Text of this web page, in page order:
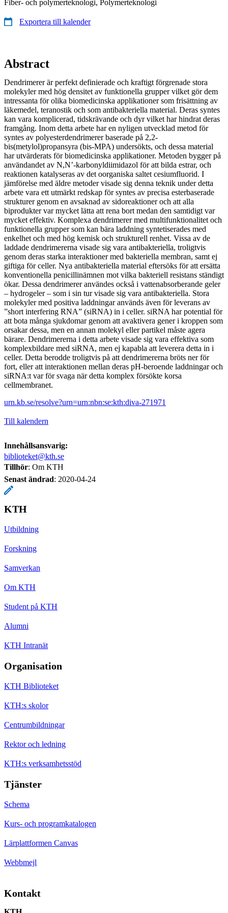
Fiber- och polymerteknologi, Polymerteknologi
Exportera till kalender
Abstract
Dendrimerer är perfekt definierade och kraftigt förgrenade stora
molekyler med hög densitet av funktionella grupper vilket gör dem
intressanta för olika biomedicinska applikationer som frisättning av
läkemedel, teranostik och som antibakteriella material. Deras syntes
kan vara komplicerad, tidskrävande och dyr vilket har hindrat deras
framgång. Inom detta arbete har en nyligen utvecklad metod för
syntes av polyesterdendrimerer baserade på 2,2-
bis(metylol)propansyra (bis-MPA) undersökts, och dessa material
har utvärderats för biomedicinska applikationer. Metoden bygger på
användandet av N,N’-karbonyldiimidazol för att bilda estrar, och
reaktionen katalyseras av det oorganiska saltet cesiumfluorid. I
jämförelse med äldre metoder visade sig denna teknik under detta
arbete vara ett utmärkt redskap för syntes av precisa esterbaserade
strukturer genom en avsaknad av sidoreaktioner och att alla
biprodukter var mycket lätta att rena bort medan den samtidigt var
mycket effektiv. Komplexa dendrimerer med multifunktionalitet och
funktionella grupper som kan bära laddning syntetiserades med
enkelhet och med hög kemisk och strukturell renhet. Vissa av de
laddade dendrimererna visade sig vara antibakteriella, troligtvis
genom deras starka interaktioner med bakteriella membran, samt ej
giftiga för celler. Nya antibakteriella material eftersöks för att ersätta
konventionella penicillinämnen mot vilka bakteriell resistans ständigt
ökar. Dessa dendrimerer användes också i vattenabsorberande geler
– hydrogeler – som i sin tur visade sig vara antibakteriella. Stora
molekyler med positiva laddningar används även för leverans av
”short interfering RNA” (siRNA) in i celler. siRNA har potential för
att bota många sjukdomar genom att avaktivera gener i kroppen som
orsakar dessa, men en annan molekyl eller partikel måste agera
bärare. Dendrimererna i detta arbete visade sig vara effektiva som
komplexbildare med siRNA, men ej kapabla att leverera detta in i
celler. Detta berodde troligtvis på att dendrimererna bröts ner för
fort, eller att interaktionen mellan deras pH-beroende laddningar och
siRNA:t var för svaga när detta komplex försökte korsa
cellmembranet.
urn.kb.se/resolve?urn=urn:nbn:se:kth:diva-271971
Till kalendern
Innehållsansvarig:
biblioteket@kth.se
Tillhör: Om KTH
Senast ändrad: 2020-04-24
KTH
Utbildning
Forskning
Samverkan
Om KTH
Student på KTH
Alumni
KTH Intranät
Organisation
KTH Biblioteket
KTH:s skolor
Centrumbildningar
Rektor och ledning
KTH:s verksamhetsstöd
Tjänster
Schema
Kurs- och programkatalogen
Lärplattformen Canvas
Webbmejl
Kontakt